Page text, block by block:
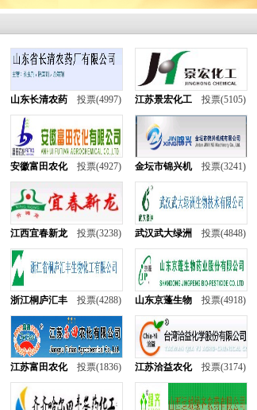
山东长清农药 投票(4997) 江苏景宏化工 投票(5105)
安徽富田农化 投票(4927) 金坛市锦兴机 投票(3241)
江西宜春新龙 投票(3238) 武汉武大绿洲 投票(4848)
浙江桐庐汇丰 投票(4288) 山东京蓬生物 投票(4918)
江苏富田农化 投票(1836) 江苏洽益农化 投票(3174)